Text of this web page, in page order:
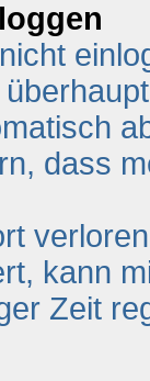
dass
kann
Zeit